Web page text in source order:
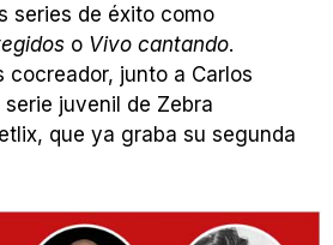
series de éxito como
o Vivo cantando.
cocreador, junto a Carlos
serie juvenil de Zebra
que ya graba su segunda